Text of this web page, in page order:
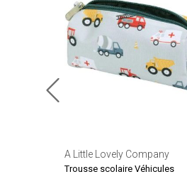
A Little Lovely Company
Trousse scolaire Véhicules